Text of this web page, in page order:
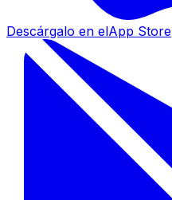
Descárgalo en elApp Store